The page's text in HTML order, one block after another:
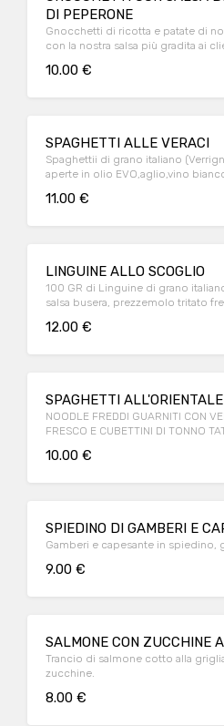
DI PEPERONE
Gnocchetti di ricotta e patate di
con la nostra salsa più gradita ai
10.00 €
SPAGHETTI ALLE VERACI
Spaghettii di grano italiano
aperte in olio EVO,aglio,vino
11.00 €
LINGUINE ALLO SCOGLIO
100 GR di Linguine di grano italiano Verrigni,
salsa busera, prezzemolo tritato
12.00 €
SPAGHETTI ALL'ORIENTALE
NOODLE FREDDI GUARNITI CON
FRESCO E CUBETTINI DI TONNO
10.00 €
SPIEDINO DI GAMBERI E
Gamberi e capesante in spiedino,
9.00 €
SALMONE CON ZUCCHINE
Trancio di salmone cotto alla
zucchine.
8.00 €